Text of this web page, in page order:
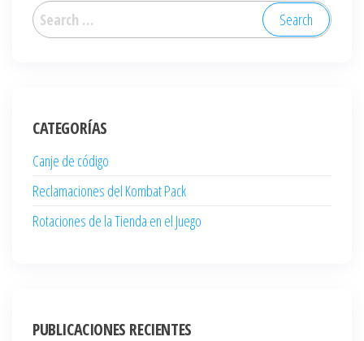
Search
for:
CATEGORÍAS
Canje de código
Reclamaciones del Kombat Pack
Rotaciones de la Tienda en el Juego
PUBLICACIONES RECIENTES